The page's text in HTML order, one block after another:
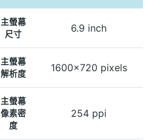
主螢幕
尺寸
6.9 inch
主螢幕
解析度
1600x720 pixels
主螢幕
像素密
度
254 ppi